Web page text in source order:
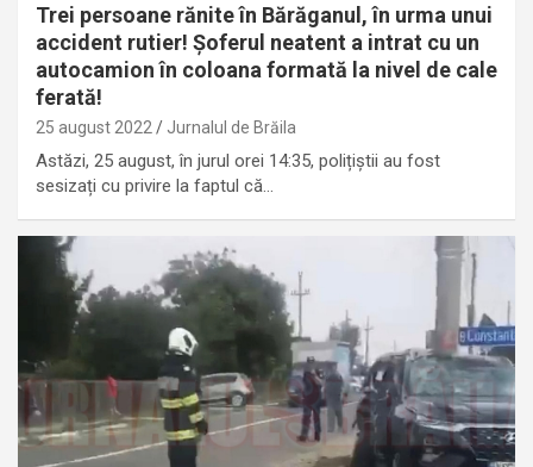
Trei persoane rănite în Bărăganul, în urma unui
accident rutier! Șoferul neatent a intrat cu un
autocamion în coloana formată la nivel de cale
ferată!
25 august 2022 Jurnalul de Brăila
Astăzi, 25 august, în jurul orei 14:35, polițiștii au fost
sesizați cu privire la faptul că…